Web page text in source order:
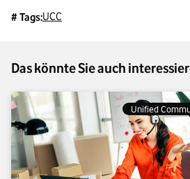
# Tags:UCC
Das könnte Sie auch
Unified